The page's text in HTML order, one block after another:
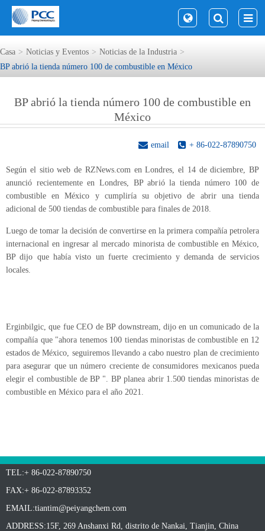
Casa Noticias y Eventos
Noticias de la Industria
BP abrió la tienda número 100 de combustible en México
BP abrió la tienda número 100 de combustible en
México
+ 86-022-87890750
email
Según el sitio web de RZNews.com en Londres, el 14 de diciembre, BP
anunció recientemente en Londres, BP abrió la tienda número 100 de
combustible en México y cumpliría su objetivo de abrir una tienda
adicional de 500 tiendas de combustible para finales de 2018.
Luego de tomar la decisión de convertirse en la primera compañía petrolera
internacional en ingresar al mercado minorista de combustible en México,
BP dijo que había visto un fuerte crecimiento y demanda de servicios
locales.
Erginbilgic, que fue CEO de BP downstream, dijo en un comunicado de la
compañía que "ahora tenemos 100 tiendas minoristas de combustible en 12
estados de México, seguiremos llevando a cabo nuestro plan de crecimiento
para asegurar que un número creciente de consumidores mexicanos pueda
elegir el combustible de BP ". BP planea abrir 1.500 tiendas minoristas de
combustible en México para el año 2021.
TEL:+ 86-022-87890750
FAX:+ 86-022-87893352
EMAIL:tiantim@peiyangchem.com
ADDRESS:15F, 269 Anshanxi Rd, distrito de Nankai, Tianjin, China